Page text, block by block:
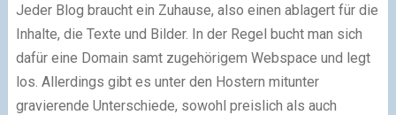
Jeder Blog braucht ein Zuhause, also einen ablagert für die
Inhalte, die Texte und Bilder. In der Regel bucht man sich
dafür eine Domain samt zugehörigem Webspace und legt
los. Allerdings gibt es unter den Hostern mitunter
gravierende Unterschiede, sowohl preislich als auch